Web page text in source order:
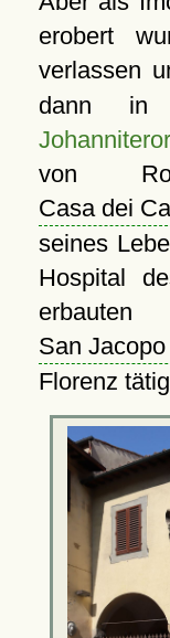
erobert
verlassen
dann in
von
Casa dei
seines
Hospital
San
Florenz